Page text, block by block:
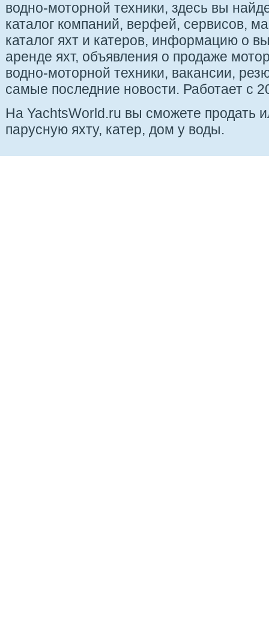
водно-моторной техники, здесь вы
каталог компаний, верфей, сервисов,
каталог яхт и катеров, информацию о
аренде яхт, объявления о продаже
водно-моторной техники, вакансии,
самые последние новости. Работает с
На YachtsWorld.ru вы сможете продать
парусную яхту, катер, дом у воды.